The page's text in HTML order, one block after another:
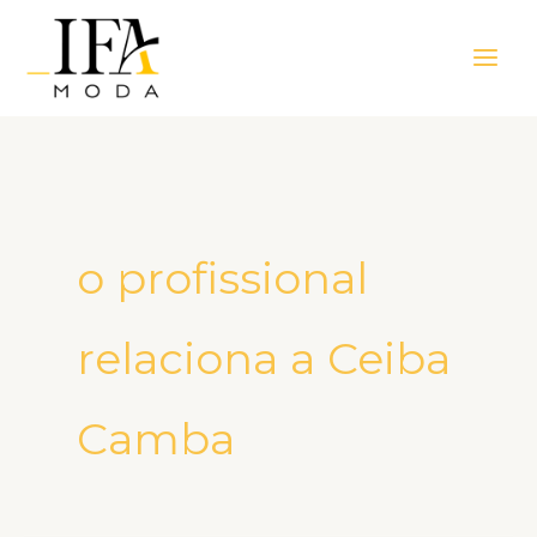
Menu
o profissional
relaciona a Ceiba
Camba